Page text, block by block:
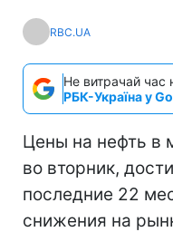
RBC.UA
Не витрачай час
РБК-Україна у
Цены на нефть в
во вторник,
последние 22
снижения на